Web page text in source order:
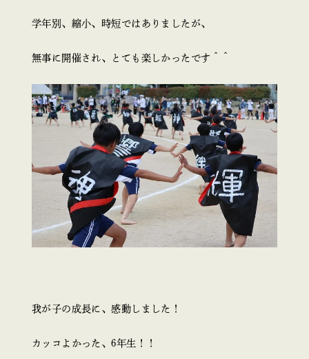
学年別、縮小、時短ではありましたが、
無事に開催され、とても楽しかったです＾＾
我が子の成長に、感動しました！
カッコよかった、6年生！！